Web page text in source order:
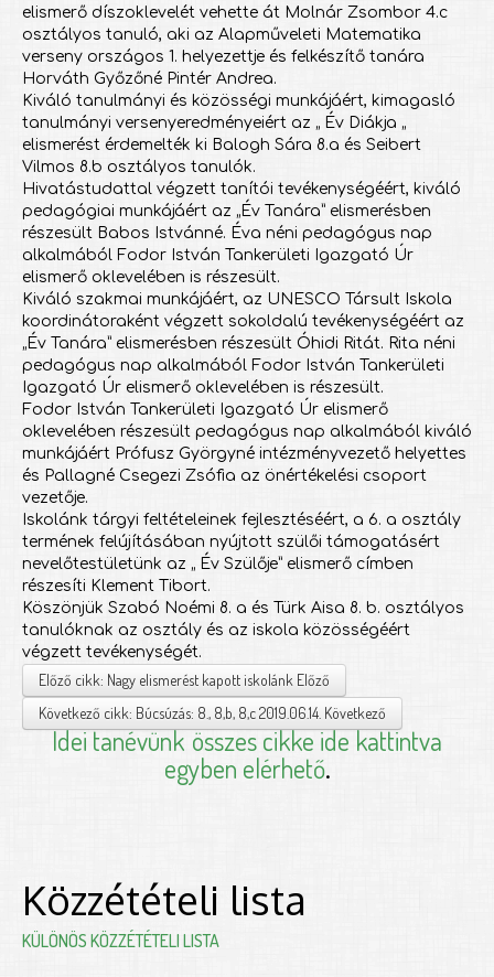
elismerő díszoklevelét vehette át Molnár Zsombor 4.c
osztályos tanuló, aki az Alapműveleti Matematika
verseny országos 1. helyezettje és felkészítő tanára
Horváth Győzőné Pintér Andrea.
Kiváló tanulmányi és közösségi munkájáért, kimagasló
tanulmányi versenyeredményeiért az „ Év Diákja „
elismerést érdemelték ki Balogh Sára 8.a és Seibert
Vilmos 8.b osztályos tanulók.
Hivatástudattal végzett tanítói tevékenységéért, kiváló
pedagógiai munkájáért az „Év Tanára” elismerésben
részesült Babos Istvánné. Éva néni pedagógus nap
alkalmából Fodor István Tankerületi Igazgató Úr
elismerő oklevelében is részesült.
Kiváló szakmai munkájáért, az UNESCO Társult Iskola
koordinátoraként végzett sokoldalú tevékenységéért az
„Év Tanára” elismerésben részesült Óhidi Ritát. Rita néni
pedagógus nap alkalmából Fodor István Tankerületi
Igazgató Úr elismerő oklevelében is részesült.
Fodor István Tankerületi Igazgató Úr elismerő
oklevelében részesült pedagógus nap alkalmából kiváló
munkájáért Prófusz Györgyné intézményvezető helyettes
és Pallagné Csegezi Zsófia az önértékelési csoport
vezetője.
Iskolánk tárgyi feltételeinek fejlesztéséért, a 6. a osztály
termének felújításában nyújtott szülői támogatásért
nevelőtestületünk az „ Év Szülője” elismerő címben
részesíti Klement Tibort.
Köszönjük Szabó Noémi 8. a és Türk Aisa 8. b. osztályos
tanulóknak az osztály és az iskola közösségéért
végzett tevékenységét.
Előző cikk: Nagy elismerést kapott iskolánk Előző
Következő cikk: Búcsúzás: 8., 8,b, 8,c 2019.06.14. Következő
Idei tanévünk összes cikke ide kattintva
egyben elérhető.
Közzétételi lista
KÜLÖNÖS KÖZZÉTÉTELI LISTA